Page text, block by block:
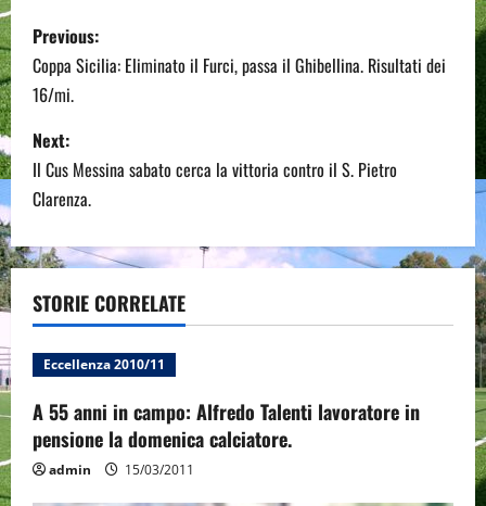
P
o
s
t
n
a
v
i
g
a
t
Previous:
Coppa Sicilia: Eliminato il Furci, passa il Ghibellina. Risultati dei
16/mi.
Next:
Il Cus Messina sabato cerca la vittoria contro il S. Pietro
Clarenza.
STORIE CORRELATE
Eccellenza 2010/11
A 55 anni in campo: Alfredo Talenti lavoratore in
pensione la domenica calciatore.
admin 15/03/2011